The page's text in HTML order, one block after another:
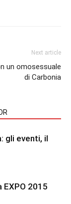
Next article
un omosessuale
di Carbonia
gli eventi, il
EXPO 2015